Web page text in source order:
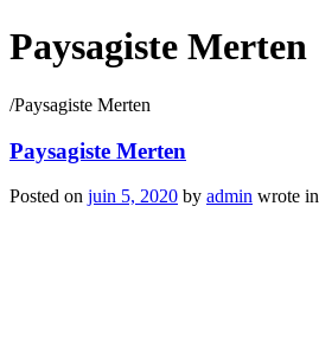
Paysagiste Merten
/Paysagiste Merten
Paysagiste Merten
Posted on juin 5, 2020 by admin wrote in